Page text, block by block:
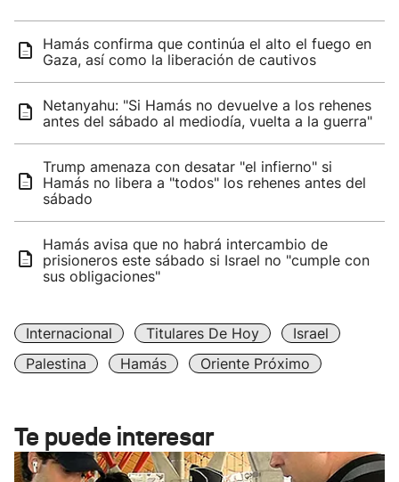
Hamás confirma que continúa el alto el fuego en
Gaza, así como la liberación de cautivos
Netanyahu: "Si Hamás no devuelve a los rehenes
antes del sábado al mediodía, vuelta a la guerra"
Trump amenaza con desatar "el infierno" si
Hamás no libera a "todos" los rehenes antes del
sábado
Hamás avisa que no habrá intercambio de
prisioneros este sábado si Israel no "cumple con
sus obligaciones"
Internacional Titulares De Hoy
Israel
Palestina
Hamás Oriente Próximo
Te puede interesar